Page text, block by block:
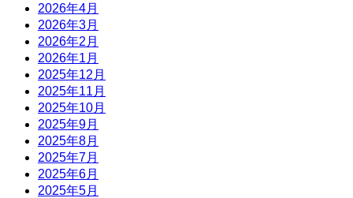
2026年4月
2026年3月
2026年2月
2026年1月
2025年12月
2025年11月
2025年10月
2025年9月
2025年8月
2025年7月
2025年6月
2025年5月